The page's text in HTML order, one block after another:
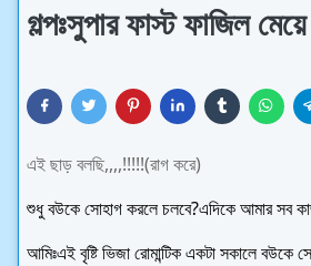
গল্পঃসুপার ফাস্ট ফাজিল মেয়ে
এই ছাড় বলছি,,,,!!!!!(রাগ করে)
শুধু বউকে সোহাগ করলে চলবে?এদিকে আমার সব
আমিঃএই বৃষ্টি ভিজা রোমান্টিক একটা সকালে বউকে